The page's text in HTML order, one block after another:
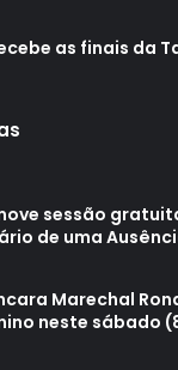
as finais da
sessão
de uma
Marechal
neste sábado